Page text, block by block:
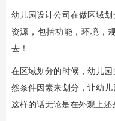
幼儿园设计公司在做区域
资源，包括功能，环境，
去！
在区域划分的时候，幼儿
然条件因素来划分，让幼
这样的话无论是在外观上还